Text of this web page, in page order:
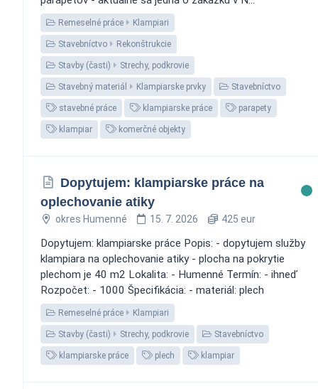
Remeselné práce Klampiari
Stavebníctvo Rekonštrukcie
Stavby (časti) Strechy, podkrovie
Stavebný materiál Klampiarske prvky Stavebníctvo
stavebné práce klampiarske práce parapety
klampiar komerčné objekty
Dopytujem: klampiarske práce na
oplechovanie atiky
okres Humenné 15. 7. 2026 425 eur
Dopytujem: klampiarske práce Popis: - dopytujem služby
klampiara na oplechovanie atiky - plocha na pokrytie
plechom je 40 m2 Lokalita: - Humenné Termín: - ihneď
Rozpočet: - 1000 Špecifikácia: - materiál: plech
Remeselné práce Klampiari
Stavby (časti) Strechy, podkrovie Stavebníctvo
klampiarske práce plech klampiar